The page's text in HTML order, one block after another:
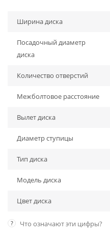
Ширина диска
Посадочный диаметр
диска
Количество отверстий
Межболтовое расстояние
Вылет диска
Диаметр ступицы
Тип диска
Модель диска
Цвет диска
? Что означают эти цифры?